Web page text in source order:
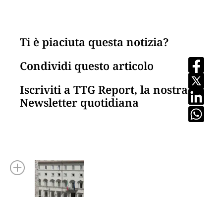
Ti è piaciuta questa notizia?
Condividi questo articolo
Iscriviti a TTG Report, la nostra
Newsletter quotidiana